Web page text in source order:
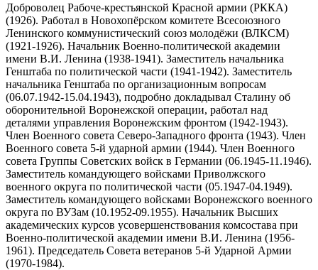
Доброволец Рабоче-крестьянской Красной армии (РККА)
(1926). Работал в Новохопёрском комитете Всесоюзного
Ленинского коммунистический союз молодёжи (ВЛКСМ)
(1921-1926). Начальник Военно-политической академии
имени В.И. Ленина (1938-1941). Заместитель начальника
Генштаба по политической части (1941-1942). Заместитель
начальника Генштаба по организационным вопросам
(06.07.1942-15.04.1943), подробно докладывал Сталину об
оборонительной Воронежской операции, работал над
деталями управления Воронежским фронтом (1942-1943).
Член Военного совета Северо-Западного фронта (1943). Член
Военного совета 5-й ударной армии (1944). Член Военного
совета Группы Советских войск в Германии (06.1945-11.1946).
Заместитель командующего войсками Приволжского
военного округа по политической части (05.1947-04.1949).
Заместитель командующего войсками Воронежского военного
округа по ВУЗам (10.1952-09.1955). Начальник Высших
академических курсов усовершенствования комсостава при
Военно-политической академии имени В.И. Ленина (1956-
1961). Председатель Совета ветеранов 5-й Ударной Армии
(1970-1984).